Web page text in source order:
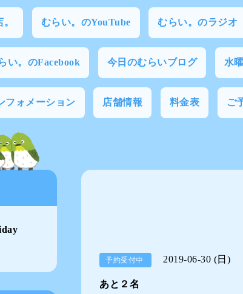
むらい。のYouTube むらい。のラジオ
い。のFacebook 今日のむらいブログ 水
フォメーション 店舗情報 料金表 ご
予約受付中 2019-06-30 (日)
あと２名